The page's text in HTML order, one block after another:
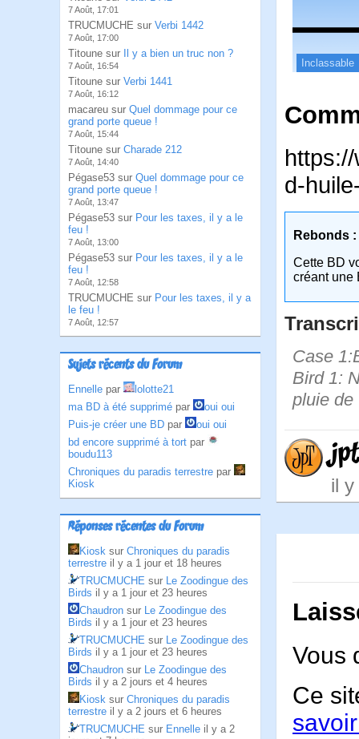
7 Août, 17:01
TRUCMUCHE sur Verbi 1442
7 Août, 17:00
Titoune sur Il y a bien un truc non ?
7 Août, 16:54
Titoune sur Verbi 1441
7 Août, 16:12
macareu sur Quel dommage pour ce
grand porte queue !
7 Août, 15:44
Titoune sur Charade 212
7 Août, 14:40
Pégase53 sur Quel dommage pour ce
grand porte queue !
7 Août, 13:47
Pégase53 sur Pour les taxes, il y a le
feu !
7 Août, 13:00
Pégase53 sur Pour les taxes, il y a le
feu !
7 Août, 12:58
TRUCMUCHE sur Pour les taxes, il y a
le feu !
7 Août, 12:57
Sujets récents du Forum
Ennelle par
lolotte21
ma BD à été supprimé par
oui oui
Puis-je créer une BD par
oui oui
bd encore supprimé à tort par
boudu113
Chroniques du paradis terrestre par
Kiosk
Réponses récentes du Forum
Kiosk sur Chroniques du paradis
terrestre il y a 1 jour et 18 heures
TRUCMUCHE sur Le Zoodingue des
Birds il y a 1 jour et 23 heures
Chaudron sur Le Zoodingue des
Birds il y a 1 jour et 23 heures
TRUCMUCHE sur Le Zoodingue des
Birds il y a 1 jour et 23 heures
Chaudron sur Le Zoodingue des
Birds il y a 2 jours et 4 heures
Kiosk sur Chroniques du paradis
terrestre il y a 2 jours et 6 heures
TRUCMUCHE sur Ennelle il y a 2
Inclassable
d-
Rebonds :
Cette BD
créant une
Case
Bird 1:
pluie de
il
Vous
Ce